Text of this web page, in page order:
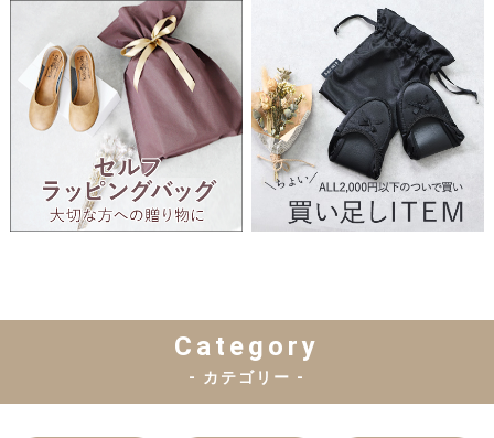
Category
- カテゴリー -